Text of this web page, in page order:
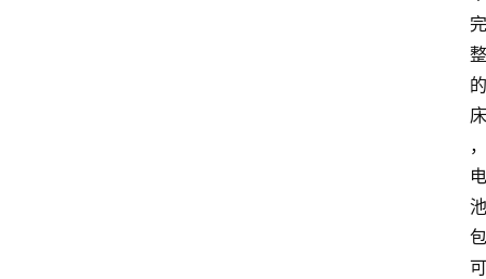
完
整
的
床
，
电
池
包
可